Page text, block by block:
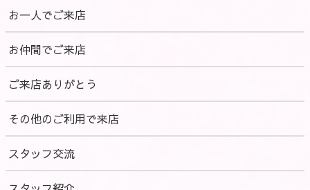
お一人でご来店
お仲間でご来店
ご来店ありがとう
その他のご利用で来店
スタッフ交流